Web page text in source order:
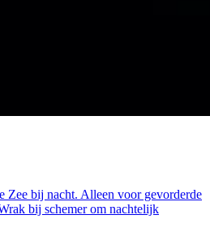
Zee bij nacht. Alleen voor gevorderde
bij schemer om nachtelijk